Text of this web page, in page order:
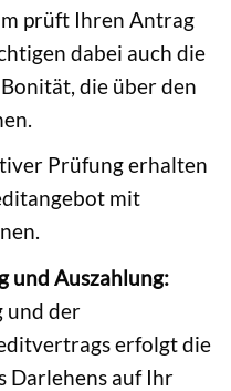
prüft Ihren Antrag
dabei auch die
die über den
Prüfung erhalten
mit
und Auszahlung:
und der
erfolgt die
Darlehens auf Ihr